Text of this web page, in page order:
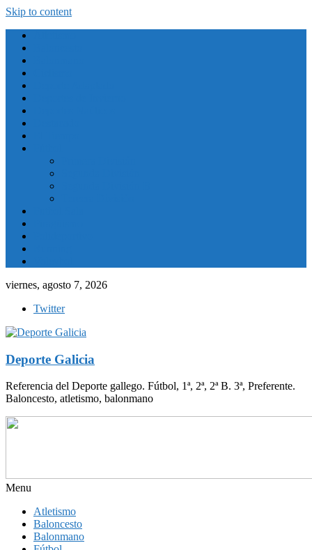
Skip to content
viernes, agosto 7, 2026
Twitter
Deporte Galicia
Referencia del Deporte gallego. Fútbol, 1ª, 2ª, 2ª B. 3ª, Preferente.
Baloncesto, atletismo, balonmano
Menu
Atletismo
Baloncesto
Balonmano